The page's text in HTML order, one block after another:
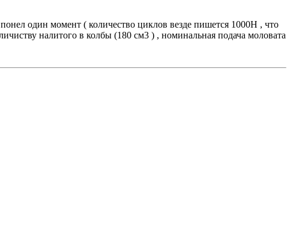
один момент ( количество циклов везде пишется 1000H , что
налитого в колбы (180 см3 ) , номинальная подача моловата